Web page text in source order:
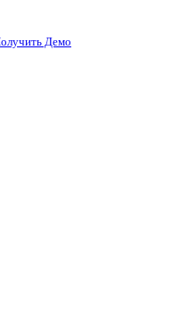
Демо